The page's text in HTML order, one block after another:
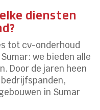
diensten
tot cv-onderhoud
we bieden alle
Door de jaren heen
in Sumar